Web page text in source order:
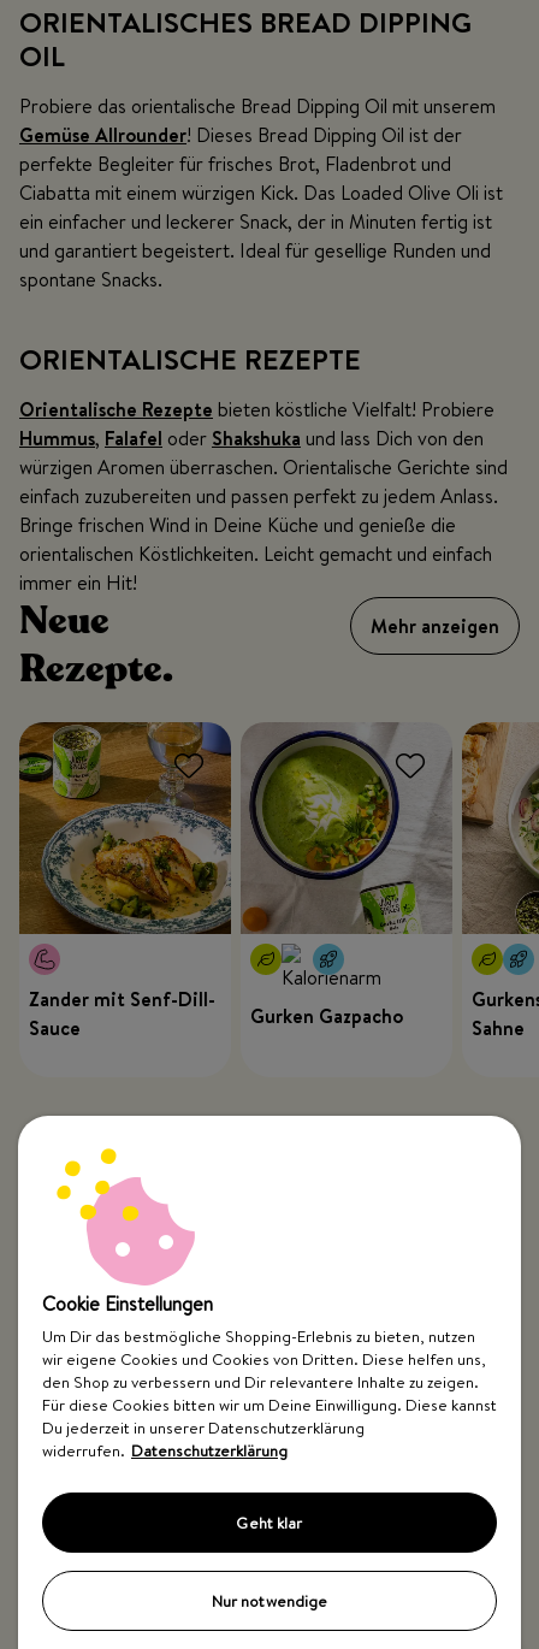
ORIENTALISCHES BREAD DIPPING
OIL
Probiere das orientalische Bread Dipping Oil mit unserem
Gemüse Allrounder! Dieses Bread Dipping Oil ist der
perfekte Begleiter für frisches Brot, Fladenbrot und
Ciabatta mit einem würzigen Kick. Das Loaded Olive Oli ist
ein einfacher und leckerer Snack, der in Minuten fertig ist
und garantiert begeistert. Ideal für gesellige Runden und
spontane Snacks.
ORIENTALISCHE REZEPTE
Orientalische Rezepte bieten köstliche Vielfalt! Probiere
Hummus, Falafel oder Shakshuka und lass Dich von den
würzigen Aromen überraschen. Orientalische Gerichte sind
einfach zuzubereiten und passen perfekt zu jedem Anlass.
Bringe frischen Wind in Deine Küche und genieße die
orientalischen Köstlichkeiten. Leicht gemacht und einfach
immer ein Hit!
Neue
Rezepte.
Mehr anzeigen
Zander mit Senf-Dill-
Sauce
Gurken Gazpacho
Sahne
Top Kategorien
Just Spices
Cookie Einstellungen
Um Dir das bestmögliche Shopping-Erlebnis zu bieten, nutzen
wir eigene Cookies und Cookies von Dritten. Diese helfen uns,
den Shop zu verbessern und Dir relevantere Inhalte zu zeigen.
Für diese Cookies bitten wir um Deine Einwilligung. Diese kannst
Du jederzeit in unserer Datenschutzerklärung
widerrufen. Datenschutzerklärung
Geht klar
Nur notwendige